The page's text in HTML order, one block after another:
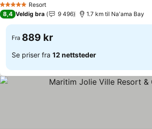
5 Stjerner Resort
8,4 Veldig bra 9 496 1.7 km til Na'ama Bay
Fra 889 kr
Se priser fra 12 nettsteder